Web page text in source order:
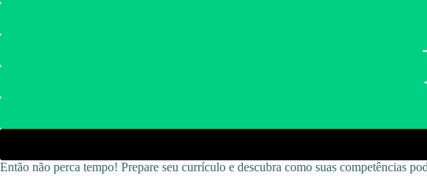
Então não perca tempo! Prepare seu currículo e descubra como suas competências